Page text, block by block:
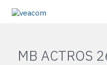
MB ACTROS